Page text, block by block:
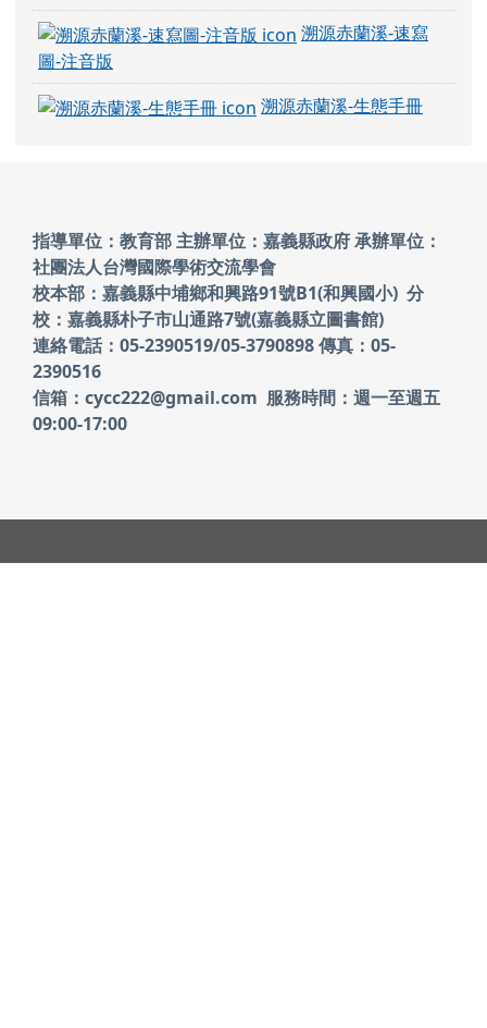
溯源赤蘭溪-速寫
圖-注音版
溯源赤蘭溪-生態手冊
頁尾區域內容
指導單位：教育部 主辦單位：嘉義縣政府承辦單位：
社團法人台灣國際學術交流學會
校本部：嘉義縣中埔鄉和興路91號B1(和興國小) 分
校：嘉義縣朴子市山通路7號(嘉義縣立圖書館)
連絡電話：05-2390519/05-3790898 傳真：05-
2390516
信箱：cycc222@gmail.com 服務時間：週一至週五
09:00-17:00